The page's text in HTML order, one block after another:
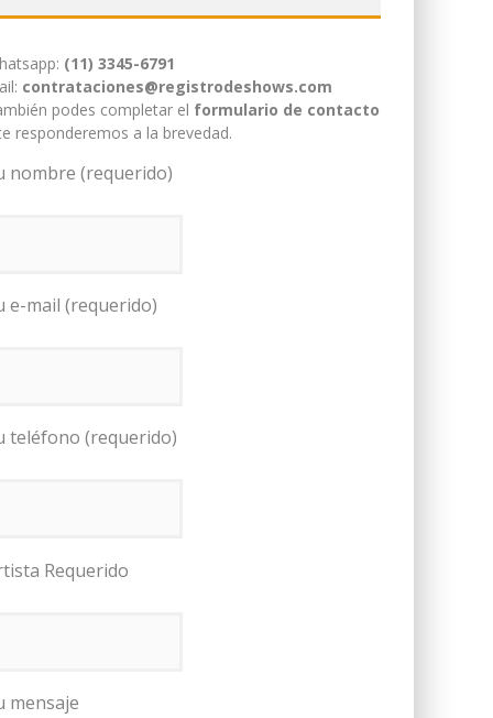
(11) 3345-6791
contrataciones@registrodeshows.com
podes completar el formulario de contacto
responderemos a la brevedad.
nombre (requerido)
e-mail (requerido)
teléfono (requerido)
Requerido
mensaje